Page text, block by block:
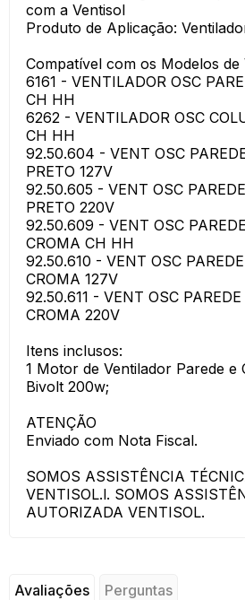
com a Ventisol
Produto de Aplicação:
Compatível com os Modelos de
6161 - VENTILADOR OSC
CH HH
6262 - VENTILADOR OSC
CH HH
92.50.604 - VENT OSC
PRETO 127V
92.50.605 - VENT OSC
PRETO 220V
92.50.609 - VENT OSC
CROMA CH HH
92.50.610 - VENT OSC
CROMA 127V
92.50.611 - VENT OSC
CROMA 220V
Itens inclusos:
1 Motor de Ventilador Parede e
Bivolt 200w;
ATENÇÃO
Enviado com Nota Fiscal.
SOMOS ASSISTÊNCIA
VENTISOL.l. SOMOS
AUTORIZADA VENTISOL.
Avaliações Perguntas